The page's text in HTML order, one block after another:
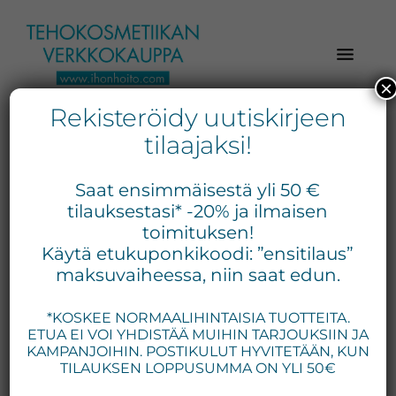
pääsisältöön
ensisijaiseen
sivupalkkiin
alatunnisteeseen
Ihonhoito.com
Kosmetiikan
verkkokauppa
Tilaa
tänään
Verkkokaupasta
tuotteet:
Exuviance,
Medik8,
Priori,
Bion,
Gernétic,
Rekisteröidy uutiskirjeen
tilaajaksi!
Saat ensimmäisestä yli 50 €
tilauksestasi* -20% ja ilmaisen
toimituksen!
Käytä etukuponkikoodi: ”ensitilaus”
maksuvaiheessa, niin saat edun.
*KOSKEE NORMAALIHINTAISIA TUOTTEITA.
ETUA EI VOI YHDISTÄÄ MUIHIN TARJOUKSIIN JA
KAMPANJOIHIN. POSTIKULUT HYVITETÄÄN, KUN
TILAUKSEN LOPPUSUMMA ON YLI 50€
×